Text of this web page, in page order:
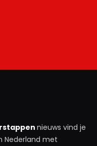
nieuws vind je
Nederland met